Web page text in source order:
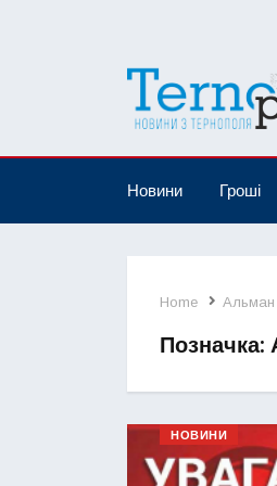
Новини Гроші
Home Альман
Позначка:
НОВИНИ